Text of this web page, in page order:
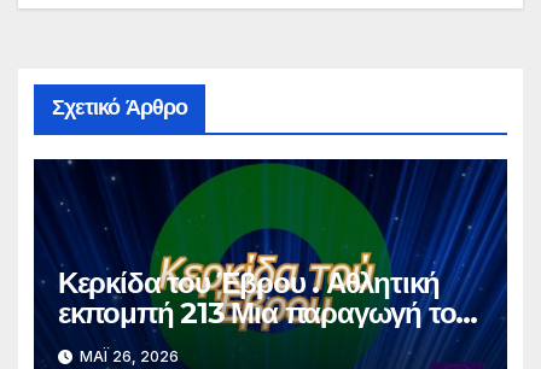
Σχετικό Άρθρο
Κερκίδα του Έβρου . Αθλητική
εκπομπή 213 Μια παραγωγή του
dodekamemia Video Pro
ΜΆΙ 26, 2026